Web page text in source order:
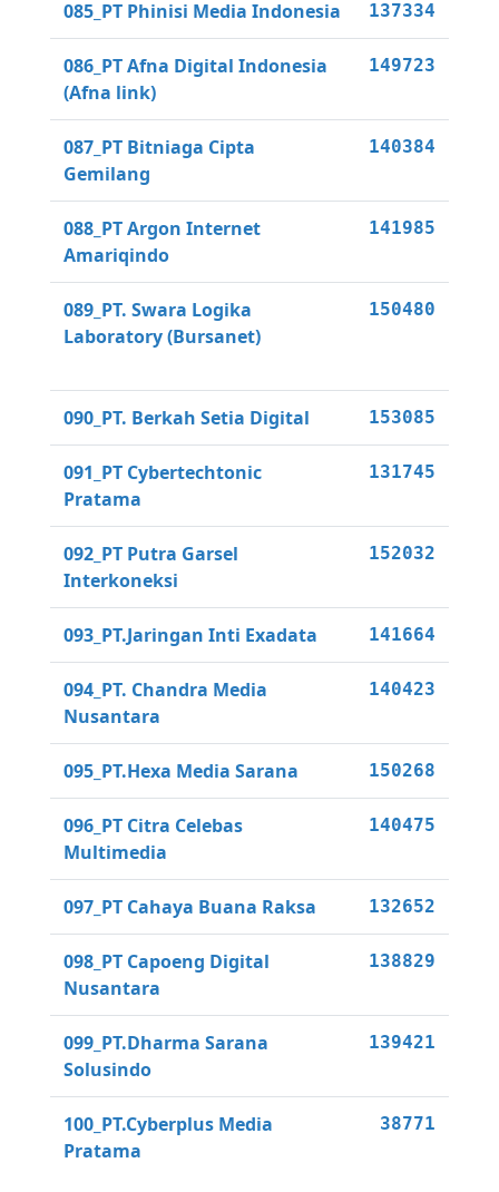
085_PT Phinisi Media Indonesia 137334
086_PT Afna Digital Indonesia
(Afna link)
149723
087_PT Bitniaga Cipta
Gemilang
140384
088_PT Argon Internet
Amariqindo
141985
089_PT. Swara Logika
Laboratory (Bursanet)
150480
090_PT. Berkah Setia Digital 153085
091_PT Cybertechtonic
Pratama
131745
092_PT Putra Garsel
Interkoneksi
152032
093_PT.Jaringan Inti Exadata 141664
094_PT. Chandra Media
Nusantara
140423
095_PT.Hexa Media Sarana 150268
096_PT Citra Celebas
Multimedia
140475
097_PT Cahaya Buana Raksa 132652
098_PT Capoeng Digital
Nusantara
138829
099_PT.Dharma Sarana
Solusindo
139421
100_PT.Cyberplus Media
Pratama
38771